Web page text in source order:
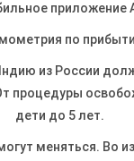
приложение
по
из России
процедуры
дети до 5 лет.
меняться. Во